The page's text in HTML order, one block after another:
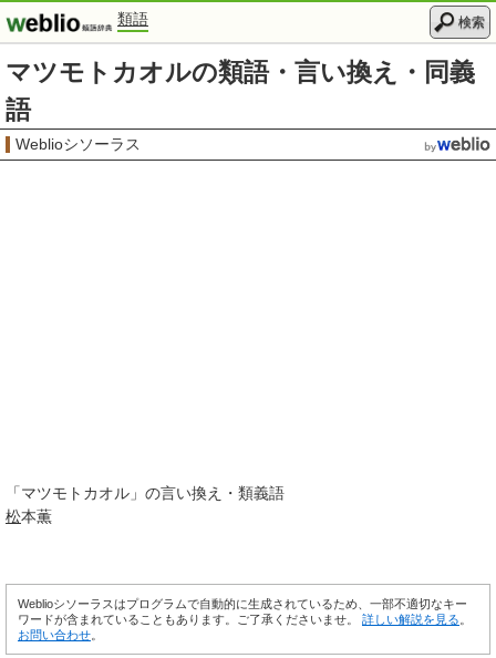
類語 検索
マツモトカオルの類語・言い換え・同義
語
Weblioシソーラス
「マツモトカオル 」の言い換え・類義語
松本薫
Weblioシソーラスはプログラムで自動的に生成されているため、一部不適切なキー
ワードが含まれていることもあります。ご了承くださいませ。 詳しい解説を見る
お問い合わせ